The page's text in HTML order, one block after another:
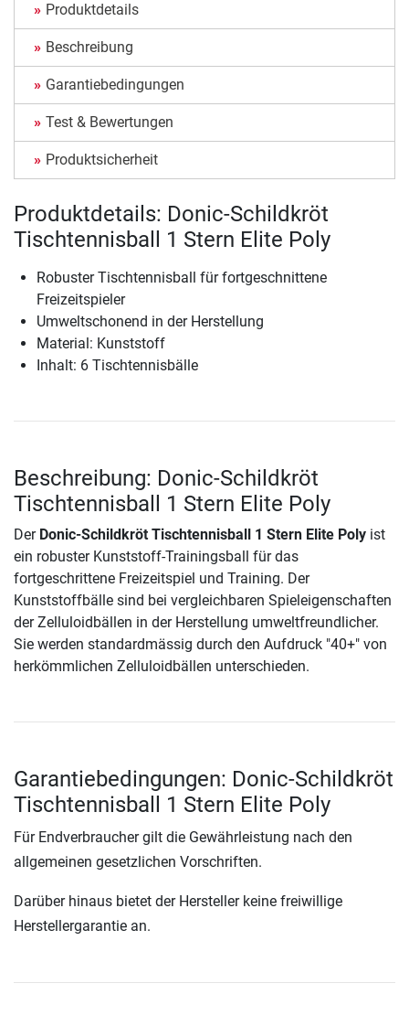
Produktdetails
Beschreibung
Garantiebedingungen
Test & Bewertungen
Produktsicherheit
Produktdetails: Donic-Schildkröt
Tischtennisball 1 Stern Elite Poly
Robuster Tischtennisball für fortgeschnittene
Freizeitspieler
Umweltschonend in der Herstellung
Material: Kunststoff
Inhalt: 6 Tischtennisbälle
Beschreibung: Donic-Schildkröt
Tischtennisball 1 Stern Elite Poly
Der Donic-Schildkröt Tischtennisball 1 Stern Elite Poly ist
ein robuster Kunststoff-Trainingsball für das
fortgeschrittene Freizeitspiel und Training. Der
Kunststoffbälle sind bei vergleichbaren Spieleigenschaften
der Zelluloidbällen in der Herstellung umweltfreundlicher.
Sie werden standardmässig durch den Aufdruck "40+" von
herkömmlichen Zelluloidbällen unterschieden.
Garantiebedingungen: Donic-Schildkröt
Tischtennisball 1 Stern Elite Poly
Für Endverbraucher gilt die Gewährleistung nach den
allgemeinen gesetzlichen Vorschriften.
Darüber hinaus bietet der Hersteller keine freiwillige
Herstellergarantie an.